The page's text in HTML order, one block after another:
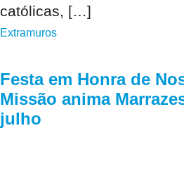
católicas, […]
Extramuros
Festa em Honra de
Missão anima
julho